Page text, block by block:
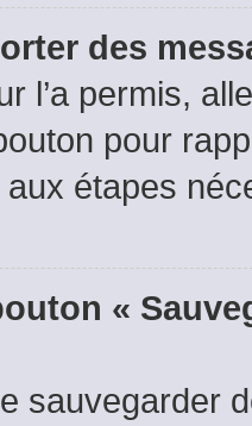
des
l’a permis,
pour
étapes
«
sauvegarder